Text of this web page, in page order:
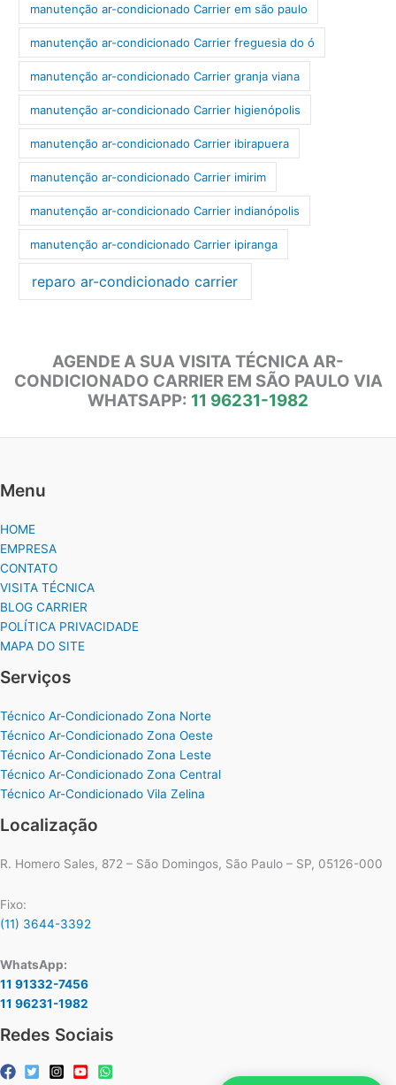
manutenção ar-condicionado Carrier em são paulo
manutenção ar-condicionado Carrier freguesia do ó
manutenção ar-condicionado Carrier granja viana
manutenção ar-condicionado Carrier higienópolis
manutenção ar-condicionado Carrier ibirapuera
manutenção ar-condicionado Carrier imirim
manutenção ar-condicionado Carrier indianópolis
manutenção ar-condicionado Carrier ipiranga
reparo ar-condicionado carrier
AGENDE A SUA VISITA TÉCNICA AR-
CONDICIONADO CARRIER EM SÃO PAULO VIA
WHATSAPP: 11 96231-1982
Menu
HOME
EMPRESA
CONTATO
VISITA TÉCNICA
BLOG CARRIER
POLÍTICA PRIVACIDADE
MAPA DO SITE
Serviços
Técnico Ar-Condicionado Zona Norte
Técnico Ar-Condicionado Zona Oeste
Técnico Ar-Condicionado Zona Leste
Técnico Ar-Condicionado Zona Central
Técnico Ar-Condicionado Vila Zelina
Localização
R. Homero Sales, 872 – São Domingos, São Paulo – SP, 05126-000
Fixo:
(11) 3644-3392
WhatsApp:
11 91332-7456
11 96231-1982
Redes Sociais